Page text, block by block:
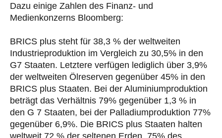
Dazu einige Zahlen des Finanz- und
Medienkonzerns Bloomberg:
BRICS plus steht für 38,3 % der weltweiten
Industrieproduktion im Vergleich zu 30,5% in den
G7 Staaten. Letztere verfügen lediglich über 3,9%
der weltweiten Ölreserven gegenüber 45% in den
BRICS plus Staaten. Bei der Aluminiumproduktion
beträgt das Verhältnis 79% gegenüber 1,3 % in
den G 7 Staaten, bei der Palladiumproduktion 77%
gegenüber 6,9%. Die BRICS plus Staaten halten
weltweit 72 % der seltenen Erden, 75% des